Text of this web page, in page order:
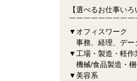
【選べるお仕事いろ
￣￣￣￣￣￣￣￣￣
▼オフィスワーク
事務、経理、デー
▼工場・製造・軽作
機械/食品製造・梱
▼美容系